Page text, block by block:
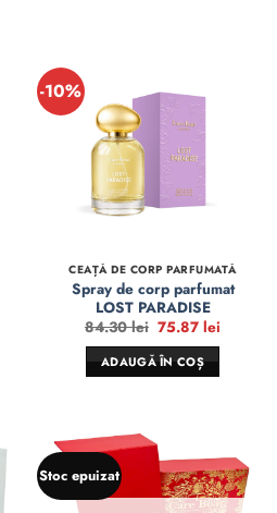
-10%
CEAȚĂ DE CORP PARFUMATĂ
Spray de corp parfumat
LOST PARADISE
84.30lei Prețul
inițial
a
fost:
84.30 lei.
75.87lei
ADAUGĂ ÎN COȘ
Stoc epuizat